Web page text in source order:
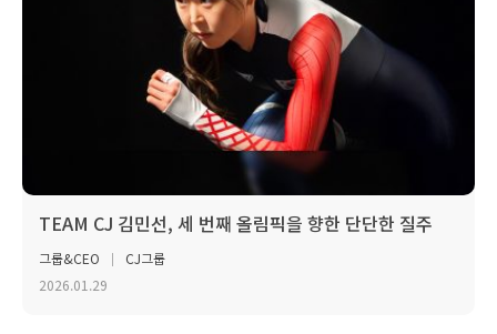
TEAM CJ 김민선, 세 번째 올림픽을 향한 단단한 질주
그룹&CEO
CJ그룹
2026.01.29